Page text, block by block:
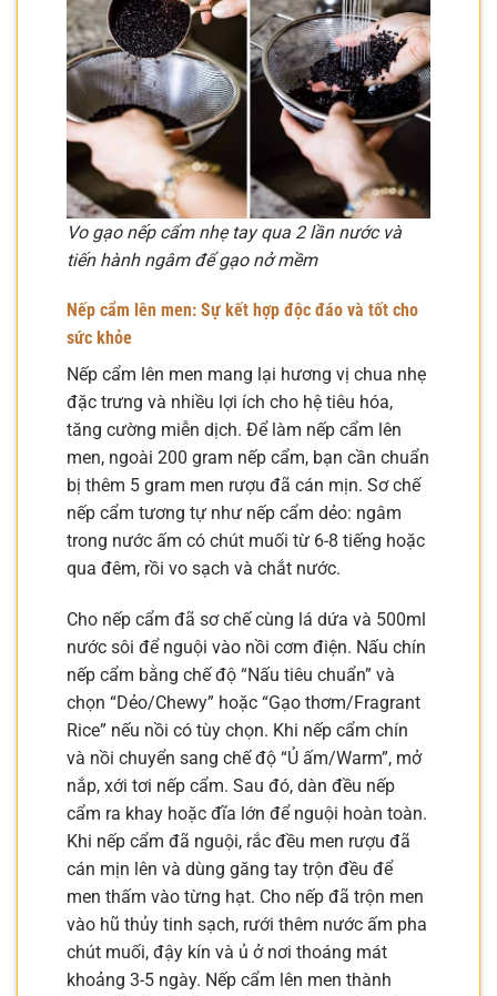
Vo gạo nếp cẩm nhẹ tay qua 2 lần nước và
tiến hành ngâm để gạo nở mềm
Nếp cẩm lên men: Sự kết hợp độc đáo và tốt cho
sức khỏe
Nếp cẩm lên men mang lại hương vị chua nhẹ
đặc trưng và nhiều lợi ích cho hệ tiêu hóa,
tăng cường miễn dịch. Để làm nếp cẩm lên
men, ngoài 200 gram nếp cẩm, bạn cần chuẩn
bị thêm 5 gram men rượu đã cán mịn. Sơ chế
nếp cẩm tương tự như nếp cẩm dẻo: ngâm
trong nước ấm có chút muối từ 6-8 tiếng hoặc
qua đêm, rồi vo sạch và chắt nước.
Cho nếp cẩm đã sơ chế cùng lá dứa và 500ml
nước sôi để nguội vào nồi cơm điện. Nấu chín
nếp cẩm bằng chế độ “Nấu tiêu chuẩn” và
chọn “Dẻo/Chewy” hoặc “Gạo thơm/Fragrant
Rice” nếu nồi có tùy chọn. Khi nếp cẩm chín
và nồi chuyển sang chế độ “Ủ ấm/Warm”, mở
nắp, xới tơi nếp cẩm. Sau đó, dàn đều nếp
cẩm ra khay hoặc đĩa lớn để nguội hoàn toàn.
Khi nếp cẩm đã nguội, rắc đều men rượu đã
cán mịn lên và dùng găng tay trộn đều để
men thấm vào từng hạt. Cho nếp đã trộn men
vào hũ thủy tinh sạch, rưới thêm nước ấm pha
chút muối, đậy kín và ủ ở nơi thoáng mát
khoảng 3-5 ngày. Nếp cẩm lên men thành